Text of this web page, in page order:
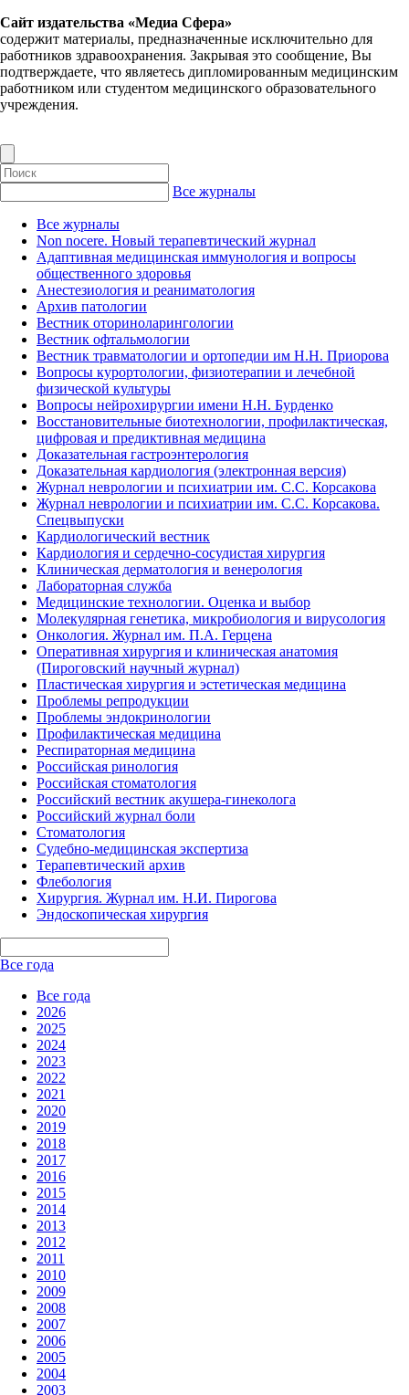
Сайт издательства «Медиа Сфера»
содержит материалы, предназначенные исключительно для
работников здравоохранения. Закрывая это сообщение, Вы
подтверждаете, что являетесь дипломированным медицинским
работником или студентом медицинского образовательного
учреждения.
Все журналы
Все журналы
Non nocere. Новый терапевтический журнал
Адаптивная медицинская иммунология и вопросы
общественного здоровья
Анестезиология и реаниматология
Архив патологии
Вестник оториноларингологии
Вестник офтальмологии
Вестник травматологии и ортопедии им Н.Н. Приорова
Вопросы курортологии, физиотерапии и лечебной
физической культуры
Вопросы нейрохирургии имени Н.Н. Бурденко
Восстановительные биотехнологии, профилактическая,
цифровая и предиктивная медицина
Доказательная гастроэнтерология
Доказательная кардиология (электронная версия)
Журнал неврологии и психиатрии им. С.С. Корсакова
Журнал неврологии и психиатрии им. С.С. Корсакова.
Спецвыпуски
Кардиологический вестник
Кардиология и сердечно-сосудистая хирургия
Клиническая дерматология и венерология
Лабораторная служба
Медицинские технологии. Оценка и выбор
Молекулярная генетика, микробиология и вирусология
Онкология. Журнал им. П.А. Герцена
Оперативная хирургия и клиническая анатомия
(Пироговский научный журнал)
Пластическая хирургия и эстетическая медицина
Проблемы репродукции
Проблемы эндокринологии
Профилактическая медицина
Респираторная медицина
Российская ринология
Российская стоматология
Российский вестник акушера-гинеколога
Российский журнал боли
Стоматология
Судебно-медицинская экспертиза
Терапевтический архив
Флебология
Хирургия. Журнал им. Н.И. Пирогова
Эндоскопическая хирургия
Все года
Все года
2026
2025
2024
2023
2022
2021
2020
2019
2018
2017
2016
2015
2014
2013
2012
2011
2010
2009
2008
2007
2006
2005
2004
2003